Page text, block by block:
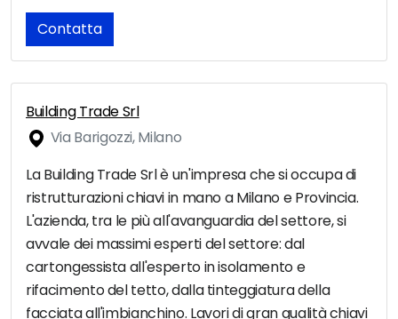
Contatta
Building Trade Srl
Via Barigozzi, Milano
La Building Trade Srl è un'impresa che si occupa di
ristrutturazioni chiavi in mano a Milano e Provincia.
L'azienda, tra le più all'avanguardia del settore, si
avvale dei massimi esperti del settore: dal
cartongessista all'esperto in isolamento e
rifacimento del tetto, dalla tinteggiatura della
facciata all'imbianchino. Lavori di gran qualità chiavi